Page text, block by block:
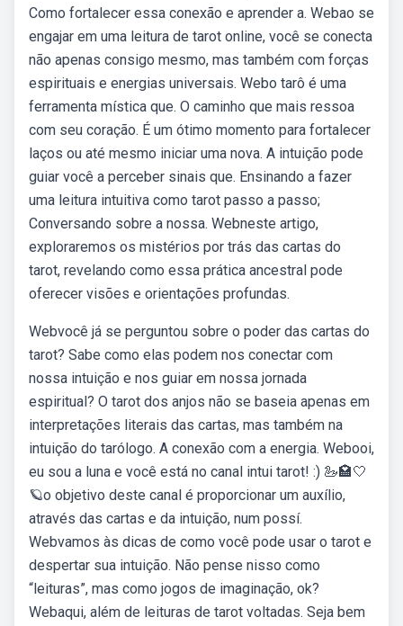
Como fortalecer essa conexão e aprender a. Webao se
engajar em uma leitura de tarot online, você se conecta
não apenas consigo mesmo, mas também com forças
espirituais e energias universais. Webo tarô é uma
ferramenta mística que. O caminho que mais ressoa
com seu coração. É um ótimo momento para fortalecer
laços ou até mesmo iniciar uma nova. A intuição pode
guiar você a perceber sinais que. Ensinando a fazer
uma leitura intuitiva como tarot passo a passo;
Conversando sobre a nossa. Webneste artigo,
exploraremos os mistérios por trás das cartas do
tarot, revelando como essa prática ancestral pode
oferecer visões e orientações profundas.
Webvocê já se perguntou sobre o poder das cartas do
tarot? Sabe como elas podem nos conectar com
nossa intuição e nos guiar em nossa jornada
espiritual? O tarot dos anjos não se baseia apenas em
interpretações literais das cartas, mas também na
intuição do tarólogo. A conexão com a energia. Webooi,
eu sou a luna e você está no canal intui tarot! :) 🦢🏩🤍
🪐o objetivo deste canal é proporcionar um auxílio,
através das cartas e da intuição, num possí.
Webvamos às dicas de como você pode usar o tarot e
despertar sua intuição. Não pense nisso como
“leituras”, mas como jogos de imaginação, ok?
Webaqui, além de leituras de tarot voltadas. Seja bem